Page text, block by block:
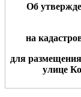
Об
на
для размещения
улице